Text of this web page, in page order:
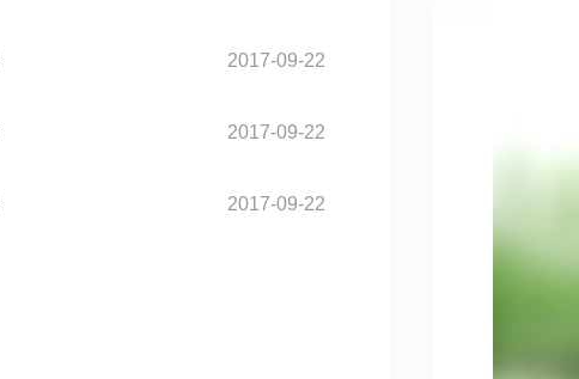
2017-09-22
2017-09-22
2017-09-22